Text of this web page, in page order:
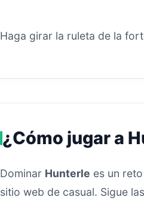
Haga girar la ruleta de la
¿Cómo jugar a
Dominar Hunterle es un
sitio web de casual. Sigue